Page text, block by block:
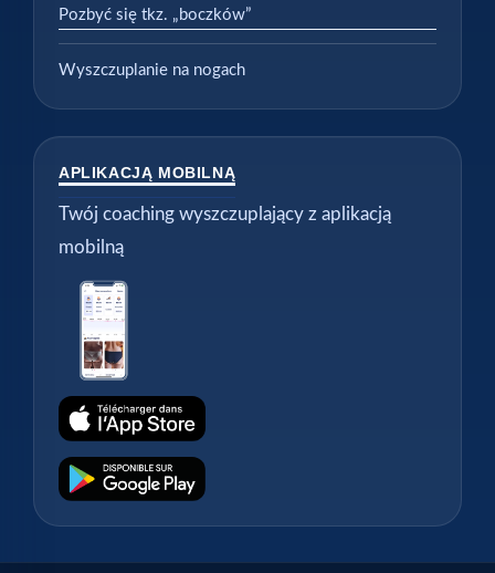
Pozbyć się tkz. „boczków”
Wyszczuplanie na nogach
APLIKACJĄ MOBILNĄ
Twój coaching wyszczuplający z aplikacją
mobilną